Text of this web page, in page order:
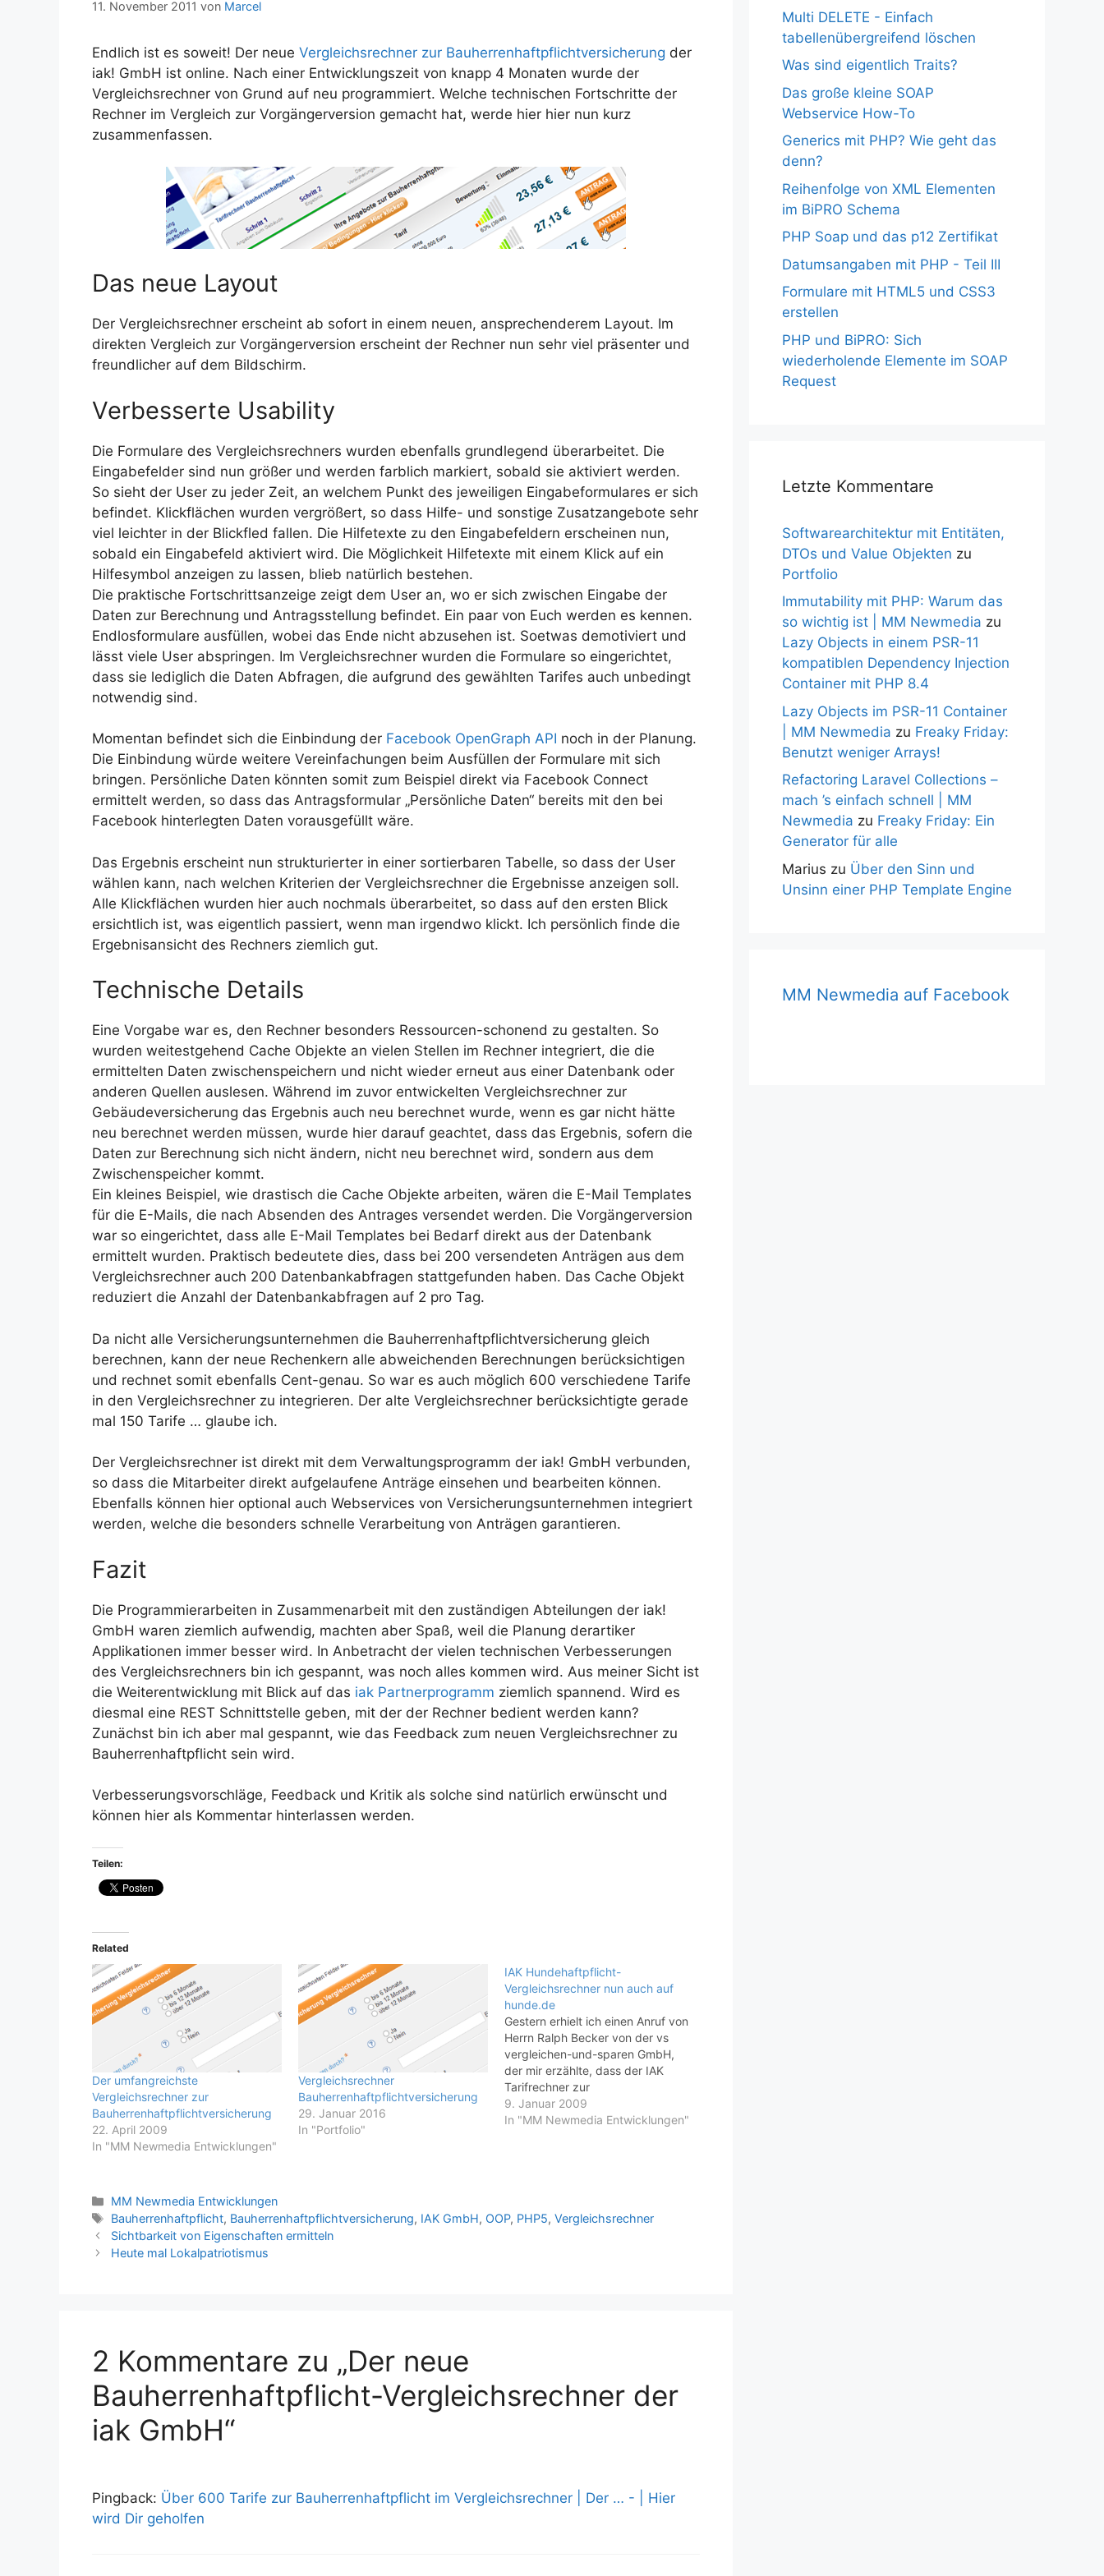
11. November 2011 von Marcel
Endlich ist es soweit! Der neue Vergleichsrechner zur Bauherrenhaftpflichtversicherung der
iak! GmbH ist online. Nach einer Entwicklungszeit von knapp 4 Monaten wurde der
Vergleichsrechner von Grund auf neu programmiert. Welche technischen Fortschritte der
Rechner im Vergleich zur Vorgängerversion gemacht hat, werde hier hier nun kurz
zusammenfassen.
Das neue Layout
Der Vergleichsrechner erscheint ab sofort in einem neuen, ansprechenderem Layout. Im
direkten Vergleich zur Vorgängerversion erscheint der Rechner nun sehr viel präsenter und
freundlicher auf dem Bildschirm.
Verbesserte Usability
Die Formulare des Vergleichsrechners wurden ebenfalls grundlegend überarbeitet. Die
Eingabefelder sind nun größer und werden farblich markiert, sobald sie aktiviert werden.
So sieht der User zu jeder Zeit, an welchem Punkt des jeweiligen Eingabeformulares er sich
befindet. Klickflächen wurden vergrößert, so dass Hilfe- und sonstige Zusatzangebote sehr
viel leichter in der Blickfled fallen. Die Hilfetexte zu den Eingabefeldern erscheinen nun,
sobald ein Eingabefeld aktiviert wird. Die Möglichkeit Hilfetexte mit einem Klick auf ein
Hilfesymbol anzeigen zu lassen, blieb natürlich bestehen.
Die praktische Fortschrittsanzeige zeigt dem User an, wo er sich zwischen Eingabe der
Daten zur Berechnung und Antragsstellung befindet. Ein paar von Euch werden es kennen.
Endlosformulare ausfüllen, wobei das Ende nicht abzusehen ist. Soetwas demotiviert und
lässt viele User abspringen. Im Vergleichsrechner wurden die Formulare so eingerichtet,
dass sie lediglich die Daten Abfragen, die aufgrund des gewählten Tarifes auch unbedingt
notwendig sind.
Momentan befindet sich die Einbindung der Facebook OpenGraph API noch in der Planung.
Die Einbindung würde weitere Vereinfachungen beim Ausfüllen der Formulare mit sich
bringen. Persönliche Daten könnten somit zum Beispiel direkt via Facebook Connect
ermittelt werden, so dass das Antragsformular „Persönliche Daten“ bereits mit den bei
Facebook hinterlegten Daten vorausgefüllt wäre.
Das Ergebnis erscheint nun strukturierter in einer sortierbaren Tabelle, so dass der User
wählen kann, nach welchen Kriterien der Vergleichsrechner die Ergebnisse anzeigen soll.
Alle Klickflächen wurden hier auch nochmals überarbeitet, so dass auf den ersten Blick
ersichtlich ist, was eigentlich passiert, wenn man irgendwo klickt. Ich persönlich finde die
Ergebnisansicht des Rechners ziemlich gut.
Technische Details
Eine Vorgabe war es, den Rechner besonders Ressourcen-schonend zu gestalten. So
wurden weitestgehend Cache Objekte an vielen Stellen im Rechner integriert, die die
ermittelten Daten zwischenspeichern und nicht wieder erneut aus einer Datenbank oder
anderen Quellen auslesen. Während im zuvor entwickelten Vergleichsrechner zur
Gebäudeversicherung das Ergebnis auch neu berechnet wurde, wenn es gar nicht hätte
neu berechnet werden müssen, wurde hier darauf geachtet, dass das Ergebnis, sofern die
Daten zur Berechnung sich nicht ändern, nicht neu berechnet wird, sondern aus dem
Zwischenspeicher kommt.
Ein kleines Beispiel, wie drastisch die Cache Objekte arbeiten, wären die E-Mail Templates
für die E-Mails, die nach Absenden des Antrages versendet werden. Die Vorgängerversion
war so eingerichtet, dass alle E-Mail Templates bei Bedarf direkt aus der Datenbank
ermittelt wurden. Praktisch bedeutete dies, dass bei 200 versendeten Anträgen aus dem
Vergleichsrechner auch 200 Datenbankabfragen stattgefunden haben. Das Cache Objekt
reduziert die Anzahl der Datenbankabfragen auf 2 pro Tag.
Da nicht alle Versicherungsunternehmen die Bauherrenhaftpflichtversicherung gleich
berechnen, kann der neue Rechenkern alle abweichenden Berechnungen berücksichtigen
und rechnet somit ebenfalls Cent-genau. So war es auch möglich 600 verschiedene Tarife
in den Vergleichsrechner zu integrieren. Der alte Vergleichsrechner berücksichtigte gerade
mal 150 Tarife … glaube ich.
Der Vergleichsrechner ist direkt mit dem Verwaltungsprogramm der iak! GmbH verbunden,
so dass die Mitarbeiter direkt aufgelaufene Anträge einsehen und bearbeiten können.
Ebenfalls können hier optional auch Webservices von Versicherungsunternehmen integriert
werden, welche die besonders schnelle Verarbeitung von Anträgen garantieren.
Fazit
Die Programmierarbeiten in Zusammenarbeit mit den zuständigen Abteilungen der iak!
GmbH waren ziemlich aufwendig, machten aber Spaß, weil die Planung derartiker
Applikationen immer besser wird. In Anbetracht der vielen technischen Verbesserungen
des Vergleichsrechners bin ich gespannt, was noch alles kommen wird. Aus meiner Sicht ist
die Weiterentwicklung mit Blick auf das iak Partnerprogramm ziemlich spannend. Wird es
diesmal eine REST Schnittstelle geben, mit der der Rechner bedient werden kann?
Zunächst bin ich aber mal gespannt, wie das Feedback zum neuen Vergleichsrechner zu
Bauherrenhaftpflicht sein wird.
Verbesserungsvorschläge, Feedback und Kritik als solche sind natürlich erwünscht und
können hier als Kommentar hinterlassen werden.
Teilen:
Related
Der umfangreichste
Vergleichsrechner zur
Bauherrenhaftpflichtversicherung
22. April 2009
In "MM Newmedia Entwicklungen"
Vergleichsrechner
Bauherrenhaftpflichtversicherung
29. Januar 2016
In "Portfolio"
IAK Hundehaftpflicht-
Vergleichsrechner nun auch auf
hunde.de
Gestern erhielt ich einen Anruf von
Herrn Ralph Becker von der vs
vergleichen-und-sparen GmbH,
der mir erzählte, dass der IAK
Tarifrechner zur
Hundehaftpflichtversicherung, der
durch MM Newmedia entwickelt
nun…
9. Januar 2009
In "MM Newmedia Entwicklungen"
Kategorien
MM Newmedia Entwicklungen
Schlagwörter
Bauherrenhaftpflicht, Bauherrenhaftpflichtversicherung, IAK GmbH, OOP, PHP5,Vergleichsrechner
Sichtbarkeit von Eigenschaften ermitteln
Heute mal Lokalpatriotismus
2 Kommentare zu „Der neue
Bauherrenhaftpflicht-Vergleichsrechner der
iak GmbH“
Pingback: Über 600 Tarife zur Bauherrenhaftpflicht im Vergleichsrechner | Der … - | Hier
wird Dir geholfen
Multi DELETE - Einfach
tabellenübergreifend löschen
Was sind eigentlich Traits?
Das große kleine SOAP
Webservice How-To
Generics mit PHP? Wie geht das
denn?
Reihenfolge von XML Elementen
im BiPRO Schema
PHP Soap und das p12 Zertifikat
Datumsangaben mit PHP - Teil III
Formulare mit HTML5 und CSS3
erstellen
PHP und BiPRO: Sich
wiederholende Elemente im SOAP
Request
Letzte Kommentare
Softwarearchitektur mit Entitäten,
DTOs und Value Objekten zu
Portfolio
Immutability mit PHP: Warum das
so wichtig ist | MM Newmedia zu
Lazy Objects in einem PSR-11
kompatiblen Dependency Injection
Container mit PHP 8.4
Lazy Objects im PSR-11 Container
| MM Newmedia zu Freaky Friday:
Benutzt weniger Arrays!
Refactoring Laravel Collections –
mach ’s einfach schnell | MM
Newmedia zu Freaky Friday: Ein
Generator für alle
Marius zu Über den Sinn und
Unsinn einer PHP Template Engine
MM Newmedia auf Facebook